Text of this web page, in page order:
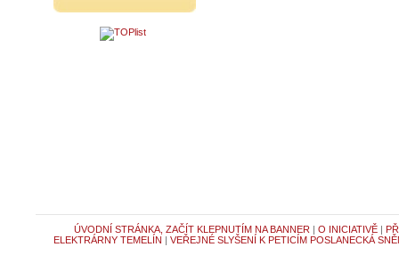
ÚVODNÍ STRÁNKA, ZAČÍT KLEPNUTÍM NA BANNER | O INICIATIVĚ|
ELEKTRÁRNY TEMELÍN | VEŘEJNÉ SLYŠENÍ K PETICÍM POSLANECKÁ